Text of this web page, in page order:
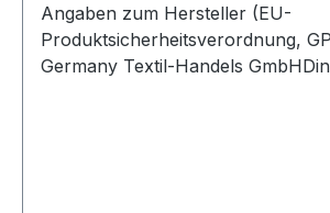
Angaben zum Hersteller (EU-
Produktsicherheitsverordnung,
Germany Textil-Handels